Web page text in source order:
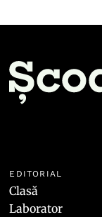
EDITORIAL
Clasă
Laborator